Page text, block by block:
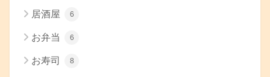
居酒屋 6
お弁当 6
お寿司 8